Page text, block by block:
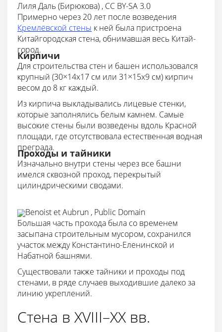
Лиля Даль (Бирюкова) , CC BY-SA 3.0
Примерно через 20 лет после возведения
Кремлёвской стены к ней была пристроена
Китайгородская стена, обнимавшая весь Китай-
город.
Кирпичи
Для строительства стен и башен использовался
крупный (30×14х17 см или 31×15х9 см) кирпич
весом до 8 кг каждый.
Из кирпича выкладывались лицевые стенки,
которые заполнялись белым камнем. Самые
высокие стены были возведены вдоль Красной
площади, где отсутствовала естественная водная
преграда.
Проходы и тайники
Изначально внутри стены через все башни
имелся сквозной проход, перекрытый
цилиндрическими сводами.
Benoist et Aubrun , Public Domain
Большая часть прохода была со временем
засыпана строительным мусором, сохранился
участок между Константино-Еленинской и
Набатной башнями.
Существовали также тайники и проходы под
стенами, в ряде случаев выходившие далеко за
линию укреплений.
Стена в XVIII–XX вв.